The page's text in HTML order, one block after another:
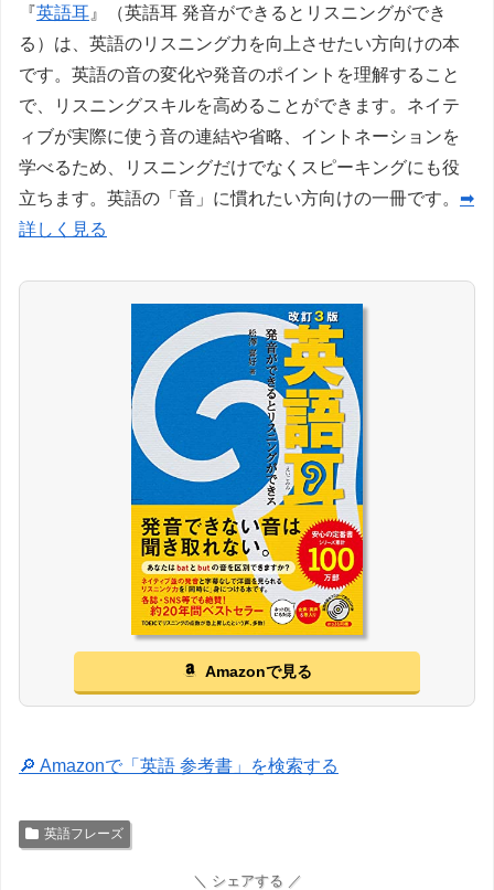
『英語耳 』（英語耳 発音ができるとリスニングができ
る）は、英語のリスニング力を向上させたい方向けの本
です。英語の音の変化や発音のポイントを理解すること
で、リスニングスキルを高めることができます。ネイテ
ィブが実際に使う音の連結や省略、イントネーションを
学べるため、リスニングだけでなくスピーキングにも役
立ちます。英語の「音」に慣れたい方向けの一冊です。 ➡
詳しく見る
Amazonで見る
🔎 Amazonで「英語 参考書」を検索する
英語フレーズ
＼ シェアする ／